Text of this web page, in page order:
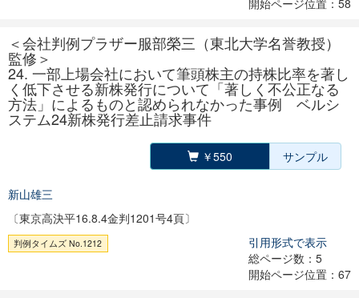
開始ページ位置：58
＜会社判例プラザー服部榮三（東北大学名誉教授）
監修＞
24. 一部上場会社において筆頭株主の持株比率を著し
く低下させる新株発行について「著しく不公正なる
方法」によるものと認められなかった事例 ベルシ
ステム24新株発行差止請求事件
￥550 サンプル
新山雄三
〔東京高決平16.8.4金判1201号4頁〕
判例タイムズ No.1212
引用形式で表示
総ページ数：5
開始ページ位置：67